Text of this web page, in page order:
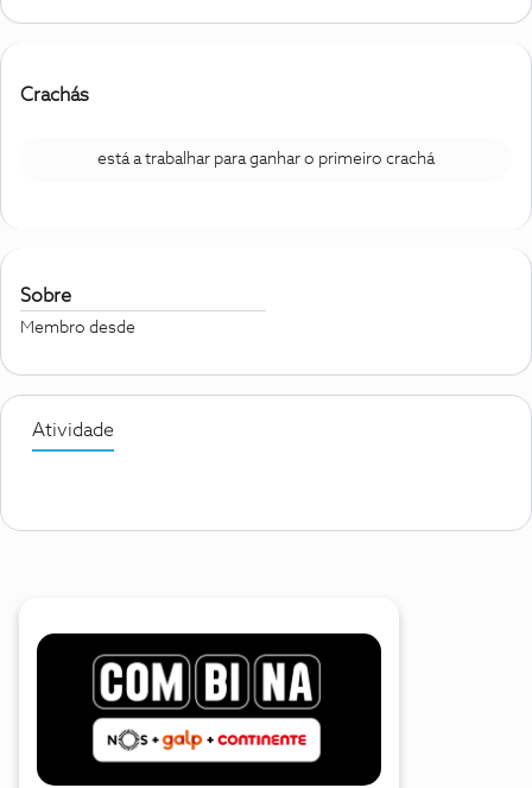
Crachás
está a trabalhar para ganhar o primeiro crachá
Sobre
Membro desde
Atividade